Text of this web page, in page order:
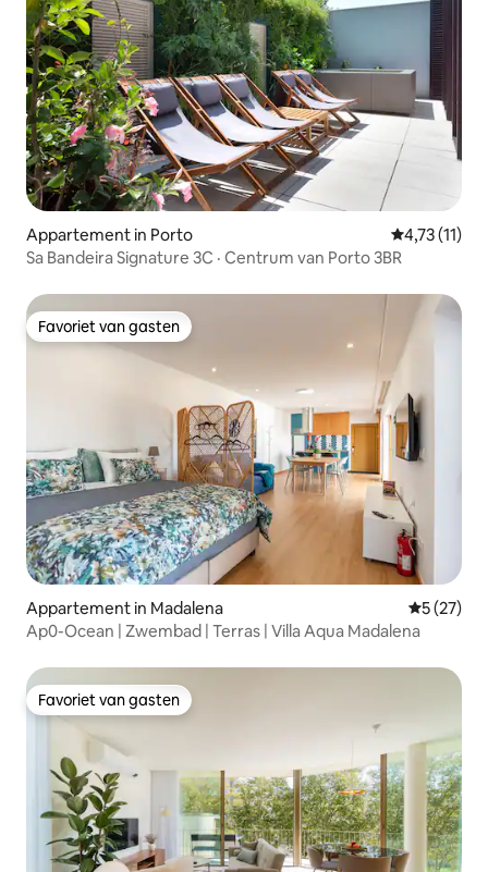
Appartement in Porto Gemiddelde
4,73 (11)
Sa Bandeira Signature 3C · Centrum van Porto 3BR
Favoriet van gasten
Favoriet van gasten
Appartement in Madalena
5 (27)
Ap0-Ocean | Zwembad | Terras | Villa Aqua Madalena
Favoriet van gasten
Favoriet van gasten